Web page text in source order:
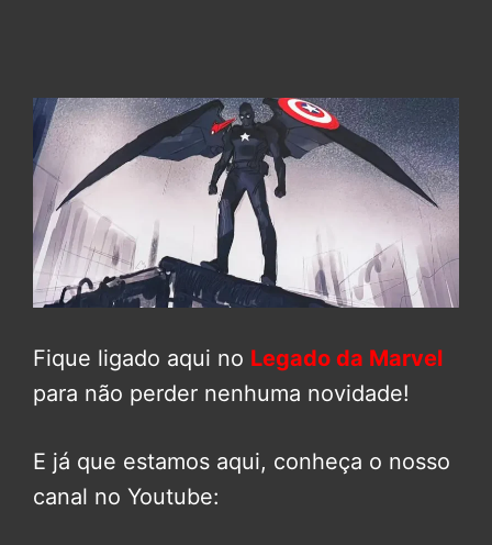
Fique ligado aqui no Legado da Marvel
para não perder nenhuma novidade!
E já que estamos aqui, conheça o nosso
canal no Youtube: